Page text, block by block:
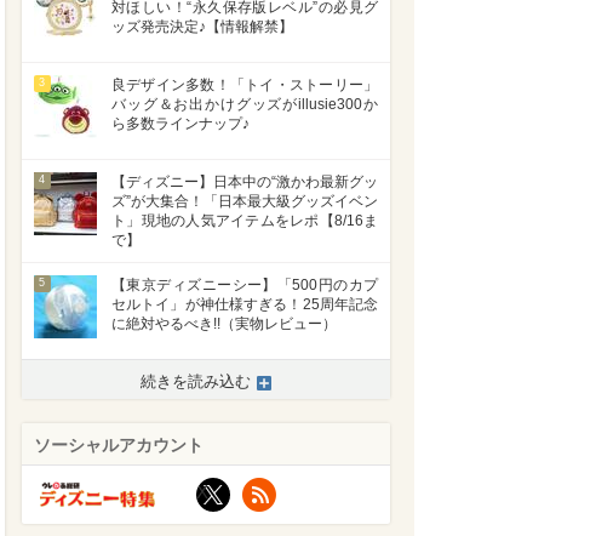
対ほしい！“永久保存版レベル”の必見グ
ッズ発売決定♪【情報解禁】
3
良デザイン多数！「トイ・ストーリー」
バッグ＆お出かけグッズがillusie300か
ら多数ラインナップ♪
4
【ディズニー】日本中の“激かわ最新グッ
ズ”が大集合！「日本最大級グッズイベン
ト」現地の人気アイテムをレポ【8/16ま
で】
5
【東京ディズニーシー】「500円のカプ
セルトイ」が神仕様すぎる！25周年記念
に絶対やるべき!!（実物レビュー）
続きを読み込む
ソーシャルアカウント
X